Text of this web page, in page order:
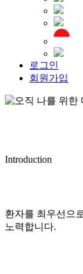
로그인
회원가입
Introduction
환자를 최우선으
노력합니다.